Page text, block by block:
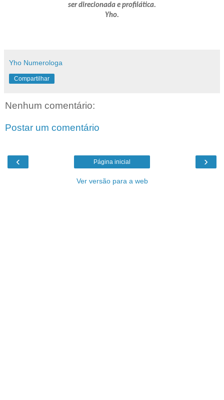
ser direcionada e profilática.
Yho.
Yho Numerologa
Compartilhar
Nenhum comentário:
Postar um comentário
‹ ›
Página inicial
Ver versão para a web